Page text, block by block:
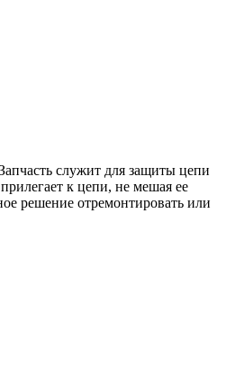
служит для защиты цепи
к цепи, не мешая ее
решение отремонтировать или